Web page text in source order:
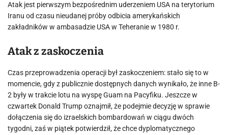
Atak jest pierwszym bezpośrednim uderzeniem USA na terytorium
Iranu od czasu nieudanej próby odbicia amerykańskich
zakładników w ambasadzie USA w Teheranie w 1980 r.
Atak z zaskoczenia
Czas przeprowadzenia operacji był zaskoczeniem: stało się to w
momencie, gdy z publicznie dostępnych danych wynikało, że inne B-
2 były w trakcie lotu na wyspę Guam na Pacyfiku. Jeszcze w
czwartek Donald Trump oznajmił, że podejmie decyzję w sprawie
dołączenia się do izraelskich bombardowań w ciągu dwóch
tygodni, zaś w piątek potwierdził, że chce dyplomatycznego